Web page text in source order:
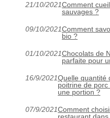
21/10/2021Comment
sauvages ?
09/10/2021Comment
bio ?
01/10/2021Chocolats de
parfaite pour
16/9/2021Quelle quantité
poitrine de
une portion ?
07/9/2021Comment